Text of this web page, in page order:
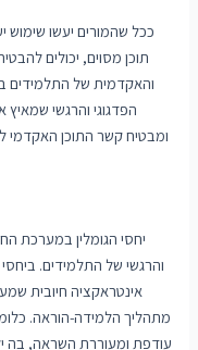
ככל שהמורים יעשו שימוש
תוכן מסוים, יכולים
והאקדמית של התלמידים
הפדגוגי והרגשי
ומבטיח קשר התוכן האקדמי
יחסי הגומלין במערכת
והרגשי של התלמידים.
אינטראקציה חיובית
מתהליך הלמידה-הוראה.
עודפת ומעוררת השראה, בה